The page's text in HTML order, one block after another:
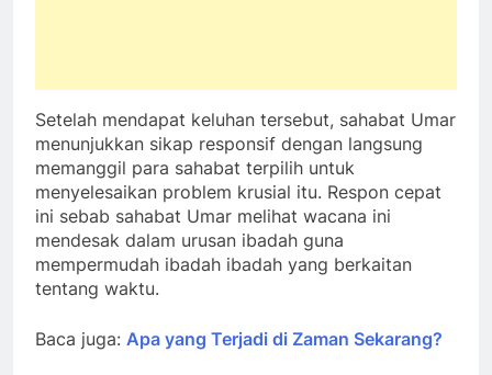
Setelah mendapat keluhan tersebut, sahabat Umar
menunjukkan sikap responsif dengan langsung
memanggil para sahabat terpilih untuk
menyelesaikan problem krusial itu. Respon cepat
ini sebab sahabat Umar melihat wacana ini
mendesak dalam urusan ibadah guna
mempermudah ibadah ibadah yang berkaitan
tentang waktu.
Baca juga: Apa yang Terjadi di Zaman Sekarang?